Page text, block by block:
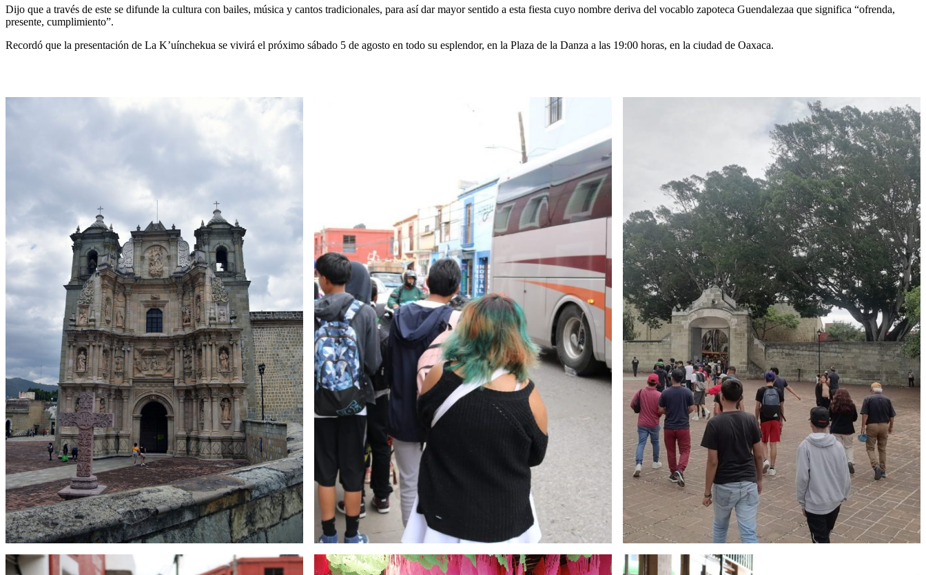
Dijo que a través de este se difunde la cultura con bailes, música y cantos tradicionales, para así dar mayor sentido a esta fiesta cuyo nombre deriva del vocablo zapoteca Guendalezaa que significa “ofrenda,
presente, cumplimiento”.
Recordó que la presentación de La K’uínchekua se vivirá el próximo sábado 5 de agosto en todo su esplendor, en la Plaza de la Danza a las 19:00 horas, en la ciudad de Oaxaca.